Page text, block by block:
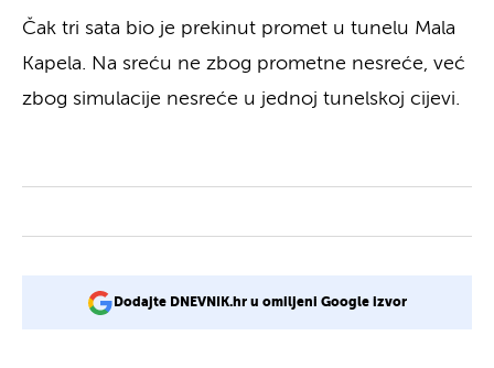
Čak tri sata bio je prekinut promet u tunelu Mala
Kapela. Na sreću ne zbog prometne nesreće, već
zbog simulacije nesreće u jednoj tunelskoj cijevi.
Dodajte DNEVNIK.hr u omiljeni Google izvor